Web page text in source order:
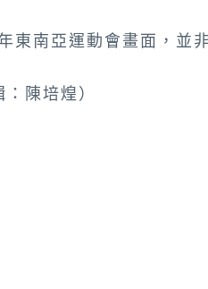
東南亞運動會畫面，並
陳培煌）